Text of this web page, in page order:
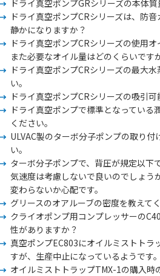
ドライ真空ポンプGRシリーズの本体
ドライ真空ポンプCRシリーズは、防
静かになりますか？
ドライ真空ポンプCRシリーズの使用オ
また必要なオイル量はどのくらいですか
ドライ真空ポンプCRシリーズの最大
い。
ドライ真空ポンプCRシリーズの吸引
ドライ真空ポンプで標準となっている
ください。
ULVAC製のターボ分子ポンプの取り付
い。
ターボ分子ポンプで、背圧が規定以下
気速度は考慮しないで良いのでしょう
変わらないか心配です。
グリースのオアルーブの密度を教えてく
クライオポンプ用コンプレッサーの
性がありますか？
真空ポンプEC803にオイルミストトラ
すが、生産中止になっているようです
オイルミストトラップTMX-1の購入時